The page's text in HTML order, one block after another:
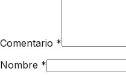
Comentario *
Nombre *